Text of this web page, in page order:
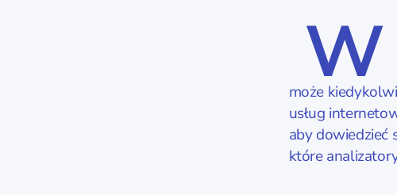
W
może
usług
aby dowiedzieć
które